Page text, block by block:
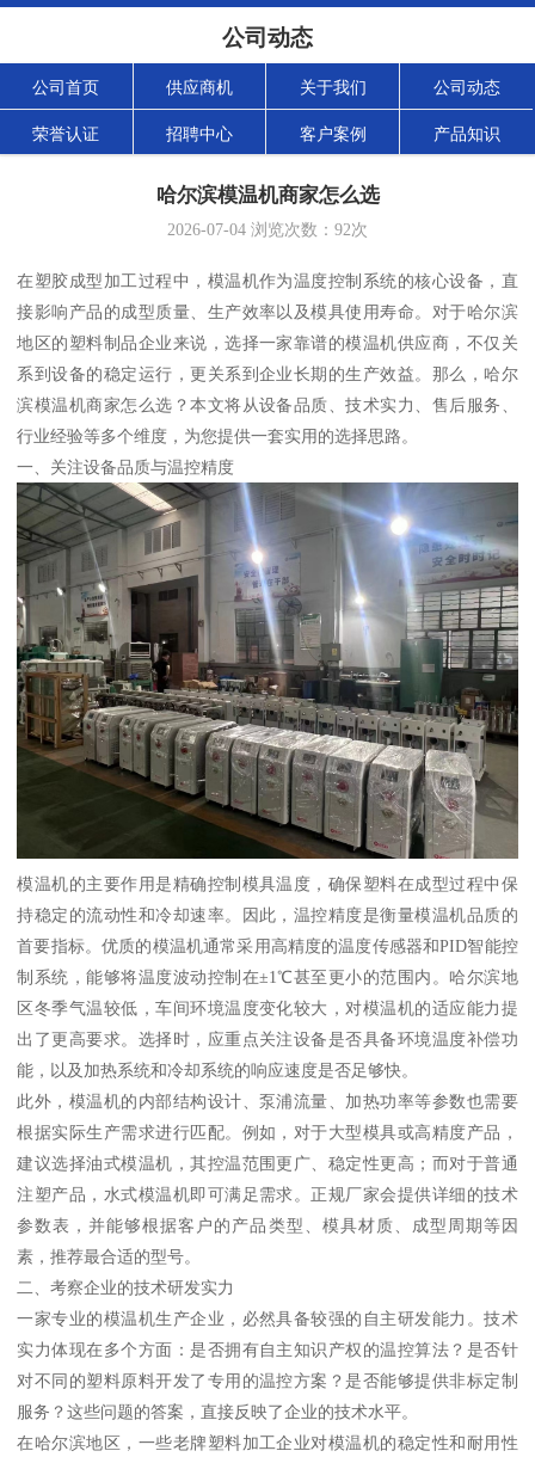
公司动态
公司首页 供应商机 关于我们 公司动态
荣誉认证 招聘中心 客户案例 产品知识
哈尔滨模温机商家怎么选
2026-07-04 浏览次数： 92次
在塑胶成型加工过程中，模温机作为温度控制系统的核心设备，直
接影响产品的成型质量、生产效率以及模具使用寿命。对于哈尔滨
地区的塑料制品企业来说，选择一家靠谱的模温机供应商，不仅关
系到设备的稳定运行，更关系到企业长期的生产效益。那么，哈尔
滨模温机商家怎么选？本文将从设备品质、技术实力、售后服务、
行业经验等多个维度，为您提供一套实用的选择思路。
一、关注设备品质与温控精度
模温机的主要作用是精确控制模具温度，确保塑料在成型过程中保
持稳定的流动性和冷却速率。因此，温控精度是衡量模温机品质的
首要指标。优质的模温机通常采用高精度的温度传感器和PID智能控
制系统，能够将温度波动控制在±1℃甚至更小的范围内。哈尔滨地
区冬季气温较低，车间环境温度变化较大，对模温机的适应能力提
出了更高要求。选择时，应重点关注设备是否具备环境温度补偿功
能，以及加热系统和冷却系统的响应速度是否足够快。
此外，模温机的内部结构设计、泵浦流量、加热功率等参数也需要
根据实际生产需求进行匹配。例如，对于大型模具或高精度产品，
建议选择油式模温机，其控温范围更广、稳定性更高；而对于普通
注塑产品，水式模温机即可满足需求。正规厂家会提供详细的技术
参数表，并能够根据客户的产品类型、模具材质、成型周期等因
素，推荐最合适的型号。
二、考察企业的技术研发实力
一家专业的模温机生产企业，必然具备较强的自主研发能力。技术
实力体现在多个方面：是否拥有自主知识产权的温控算法？是否针
对不同的塑料原料开发了专用的温控方案？是否能够提供非标定制
服务？这些问题的答案，直接反映了企业的技术水平。
在哈尔滨地区，一些老牌塑料加工企业对模温机的稳定性和耐用性